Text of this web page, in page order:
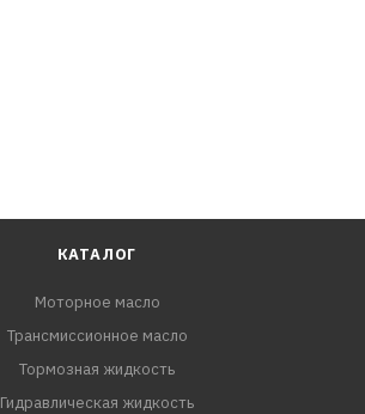
КАТАЛОГ
Моторное масло
Трансмиссионное масло
Тормозная жидкость
Гидравлическая жидкость